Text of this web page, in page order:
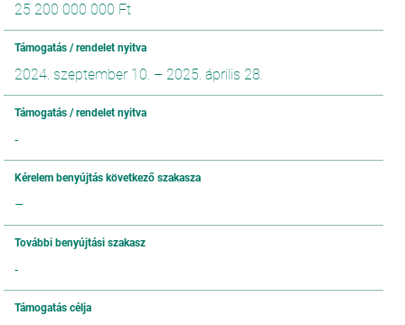
25 200 000 000 Ft
Támogatás / rendelet nyitva
2024. szeptember 10. – 2025. április 28.
Támogatás / rendelet nyitva
-
Kérelem benyújtás következő szakasza
–
További benyújtási szakasz
-
Támogatás célja